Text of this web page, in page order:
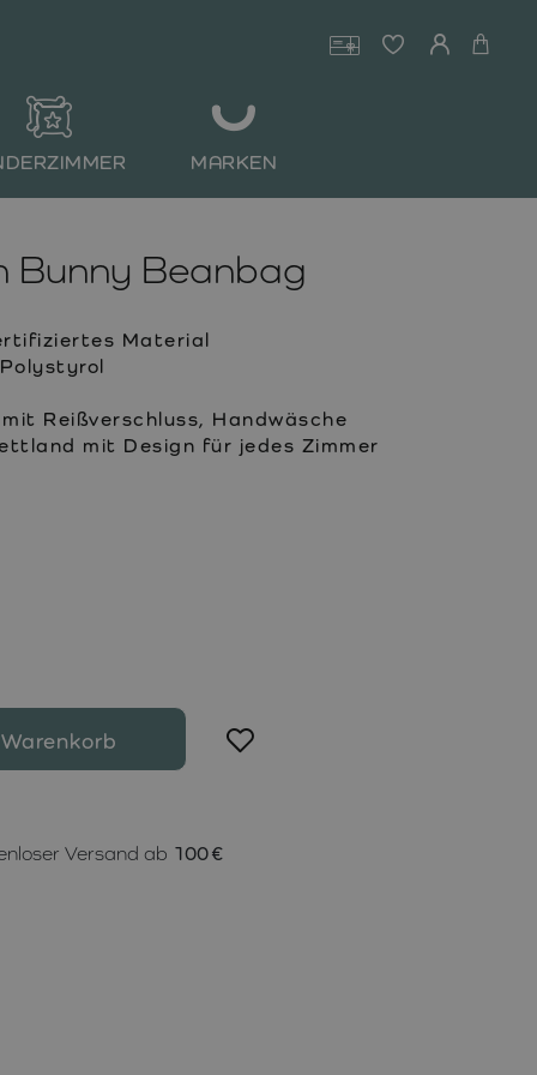
MARKEN
Bunny Beanbag
Material
Reißverschluss, Handwäsche
mit Design für jedes Zimmer
Versand ab 100 €